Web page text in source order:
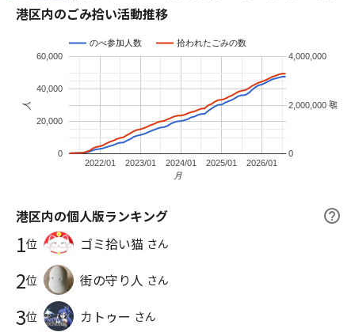
む🚬 ④今日は買ってません🖐️【ファミリーマート】で販売して
拾いに願いを込めて #山の日ピリカ2026
街の守り人
大福食べたからアイスに動じない😁 ②昨日のレモネードは文京
区産☝️【港区産】をGETするまで終われない😤 ③幸先いいぞ✊
（カラ） ⑥核兵器にもっとNOを！（ポイ捨ても） ⑦冷やし中
華ランチ750円😋 #みなとクリーンアップ！ #ゴミ拾いに願いを
込めて #山の日ピリカ2026
街の守り人
高校野球開幕戦と被るけどイブニングピリカのお時間です⚾️ ⚾️
仙台育英校歌ハミングピリカ🎶 ①家紋が刻印されているとは知
らず😳 ②本日のミッション❗️GETだぜ✊ ③モッタイナイ❗️ ④明日
まで使える❗️ ⑤イチゴじゃなくてレモン🍋 ⑥小みかんじゃなく
てレモン🍋 ⑦ファミマ8店舗（港区6、文京区2）行ったのに1本
😭なんも言えねぇ #みなとクリーンアップ！ #ゴミ拾いに願い
を込めて #山の日ピリカ2026
街の守り人
猛暑終了⁉︎を期待させる涼しさイブニングピリカのお時間です
🌿 ＊そんなワケないか😅 ①公園でヒゲ剃りした模様😩 ②未開
封 ③ブヒー🐷 ④ネタになるか写真撮って確認してたら… 👧『そ
ごみ写真として投稿しますが『ボツネタ』が正答😒ﾂﾏﾝﾈｰ ⑤今
日もお疲れ様でした🍻 #みなとクリーンアップ！ #ゴミ拾いに願
街の守り人
6日前
一息つける涼しさイブニングピリカのお時間です🍃 ＊扇風機の
風がちょうどいい😌🌿 ①暑くても食欲モリモリ睡眠グウグウの
私には無縁な薬💊😅 ②何か意味があるのかないのか🤔💭 ③バッ
わかっても落とし主発見は激ムズ ⑦今日も1日お疲れ様でした🌻
#みなとクリーンアップ！ #山の日ピリカ2026
街の守り人
敗戦後のピリカはつらいよ！イブニングピリカのお時間です🐯
★試合終了まで応援したので30分遅れ でスタ〜〜ト⤵️ ①
やる気と袋のサイズは比例する🤨ﾌﾑ よりによって『元気』😑
港区内のごみ拾い活動推移
のべ参加人数 拾われたごみの数
2022/01 2023/01 2024/01 2025/01 2026/01
0
20,000
40,000
60,000
0
2,000,000
4,000,000
月
人 個
港区内の個人版ランキング
1位 ゴミ拾い猫 さん
2位 街の守り人 さん
3位 カトゥー さん